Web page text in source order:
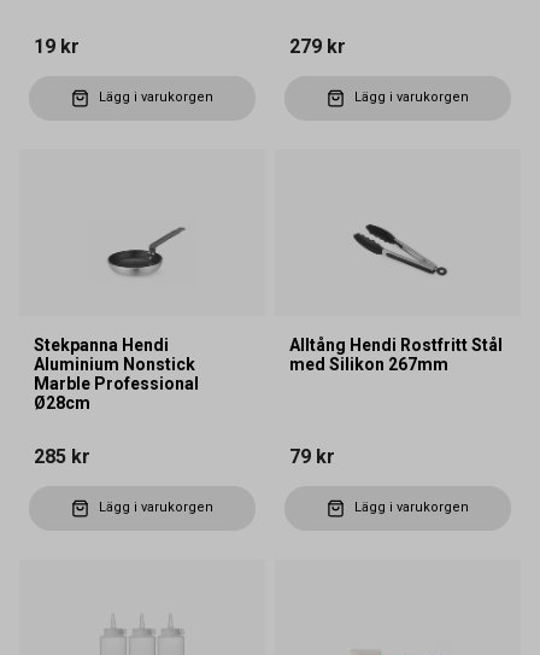
19 kr
Lägg i varukorgen
279 kr
Lägg i varukorgen
Stekpanna Hendi
Aluminium Nonstick
Marble Professional
Ø28cm
285 kr
Lägg i varukorgen
Alltång Hendi Rostfritt Stål
med Silikon 267mm
79 kr
Lägg i varukorgen